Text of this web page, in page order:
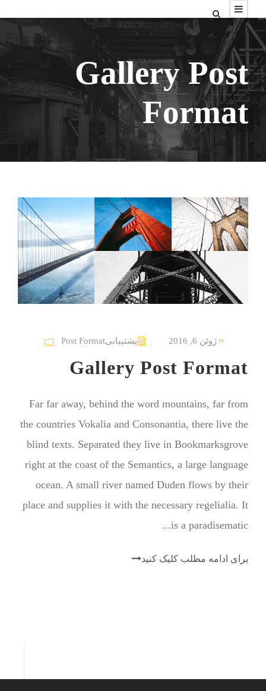
Gallery Post
Format
ژوئن 6, 2016 پشتیبانیPost Format
Gallery Post Format
Far far away, behind the word mountains, far from
the countries Vokalia and Consonantia, there live the
blind texts. Separated they live in Bookmarksgrove
right at the coast of the Semantics, a large language
ocean. A small river named Duden flows by their
place and supplies it with the necessary regelialia. It
is a paradisematic...
برای ادامه مطلب کلیک کنید